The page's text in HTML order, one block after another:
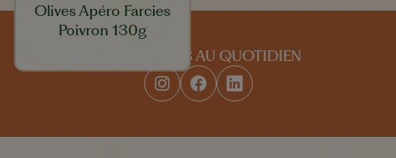
Olives Apéro Farcies
Poivron 130g
SUIVEZ-NOUS AU QUOTIDIEN